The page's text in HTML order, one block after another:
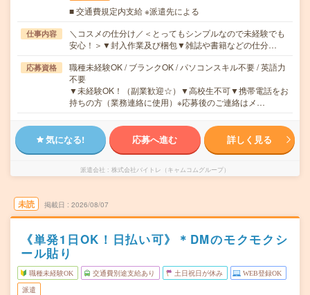
■ 交通費規定内支給 ※派遣先による
仕事内容
＼コスメの仕分け／＜とってもシンプルなので未経験でも
安心！＞▼封入作業及び梱包▼雑誌や書籍などの仕分…
応募資格
職種未経験OK / ブランクOK / パソコンスキル不要 / 英語力
不要
▼未経験OK！（副業歓迎☆）▼高校生不可▼携帯電話をお
持ちの方（業務連絡に使用）※応募後のご連絡はメ…
気になる! 応募へ進む 詳しく見る
派遣会社 株式会社バイトレ（キャムコムグループ）
未読 掲載日 2026/08/07
《単発1日OK！日払い可》＊DMのモクモクシ
ール貼り
職種未経験OK 交通費別途支給あり 土日祝日が休み WEB登録OK
派遣